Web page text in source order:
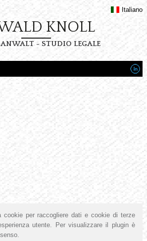
Italiano
KNOLL
- STUDIO LEGALE
cookie per raccogliere dati e cookie di terze
utente. Per visualizzare il plugin è